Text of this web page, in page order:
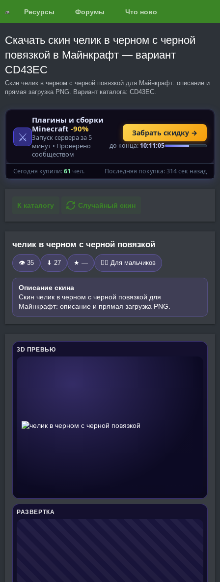
Ресурсы Форумы Что нового?
Скачать скин челик в черном с черной
повязкой в Майнкрафт — вариант
CD43EC
Скин челик в черном с черной повязкой для Майнкрафт: описание и
прямая загрузка PNG. Вариант каталога: CD43EC.
К каталогу Случайный скин
челик в черном с черной повязкой
👁 35 ⬇ 27 ★ — 🧍‍♂️ Для мальчиков
Описание скина
Скин челик в черном с черной повязкой для
Майнкрафт: описание и прямая загрузка PNG.
3D ПРЕВЬЮ
РАЗВЕРТКА